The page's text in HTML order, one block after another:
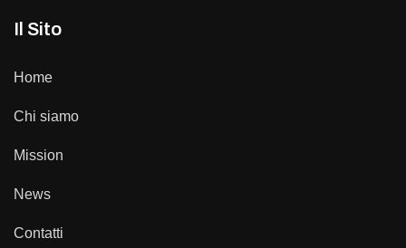
Il Sito
Home
Chi siamo
Mission
News
Contatti